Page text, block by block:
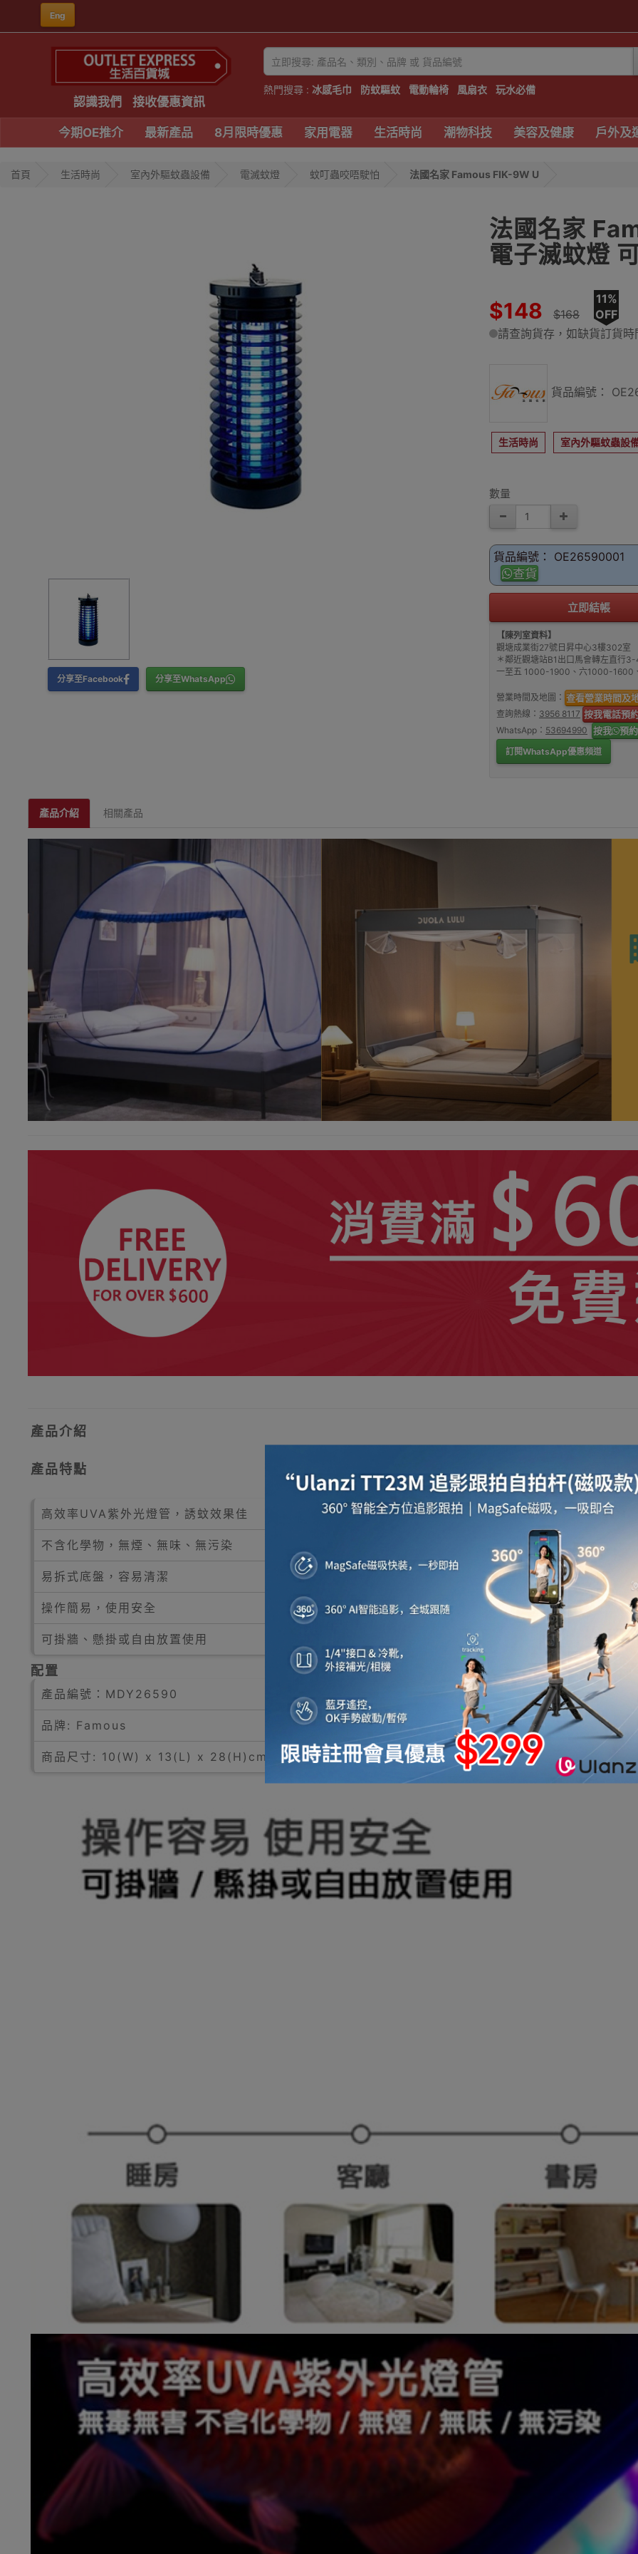
Eng
認識我們 接收優惠資訊
熱門搜尋 : 冰感毛巾 防蚊驅蚊 電動輪椅 風扇衣 玩水必備
今期OE推介 最新產品 8月限時優惠 家用電器 生活時尚 潮物科技 美容及健康 戶外及
首頁 生活時尚 室內外驅蚊蟲設備 電滅蚊燈 蚊叮蟲咬唔駛怕 法國名家 Famous FIK-9W U
分享至Facebook 分享至WhatsApp
法國名家
電子滅蚊燈
$148 $168
11%
OFF
請查詢貨存，如缺貨訂貨
貨品編號：
生活時尚 室內外驅蚊蟲設
數量
貨品編號： OE26590001
查貨
立即結帳
【陳列室資料】
觀塘成業街27號日昇中心3樓302室
＊鄰近觀塘站B1出口馬會轉左直行
一至五 1000-1900、六1000-1600
營業時間及地圖： 查看營業時間及
查詢熱線： 3956 8117 按我電話預
WhatsApp： 53694990 按我 預
訂閱WhatsApp優惠頻道
產品介紹 相關產品
產品介紹
產品特點
高效率UVA紫外光燈管，誘蚊效果佳
不含化學物，無煙、無味、無污染
易拆式底盤，容易清潔
操作簡易，使用安全
可掛牆、懸掛或自由放置使用
配置
產品編號： MDY26590
品牌: Famous
商品尺寸: 10(W) x 13(L) x 28(H)cm